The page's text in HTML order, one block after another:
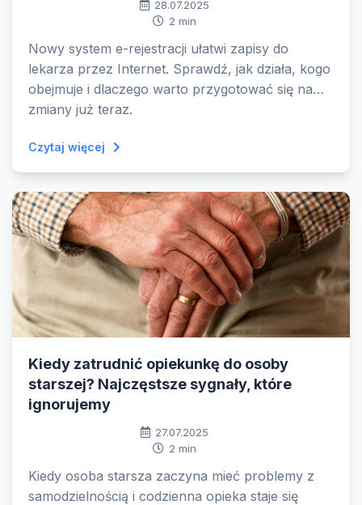
28.07.2025
2 min
Nowy system e-rejestracji ułatwi zapisy do
lekarza przez Internet. Sprawdź, jak działa, kogo
obejmuje i dlaczego warto przygotować się na
zmiany już teraz.
Czytaj więcej
Kiedy zatrudnić opiekunkę do osoby
starszej? Najczęstsze sygnały, które
ignorujemy
27.07.2025
2 min
Kiedy osoba starsza zaczyna mieć problemy z
samodzielnością i codzienna opieka staje się